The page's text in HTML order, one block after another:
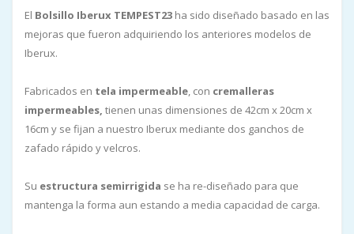
El Bolsillo Iberux TEMPEST23 ha sido diseñado basado en las
mejoras que fueron adquiriendo los anteriores modelos de
Iberux.
Fabricados en tela impermeable, con cremalleras
impermeables, tienen unas dimensiones de 42cm x 20cm x
16cm y se fijan a nuestro Iberux mediante dos ganchos de
zafado rápido y velcros.
Su estructura semirrigida se ha re-diseñado para que
mantenga la forma aun estando a media capacidad de carga.